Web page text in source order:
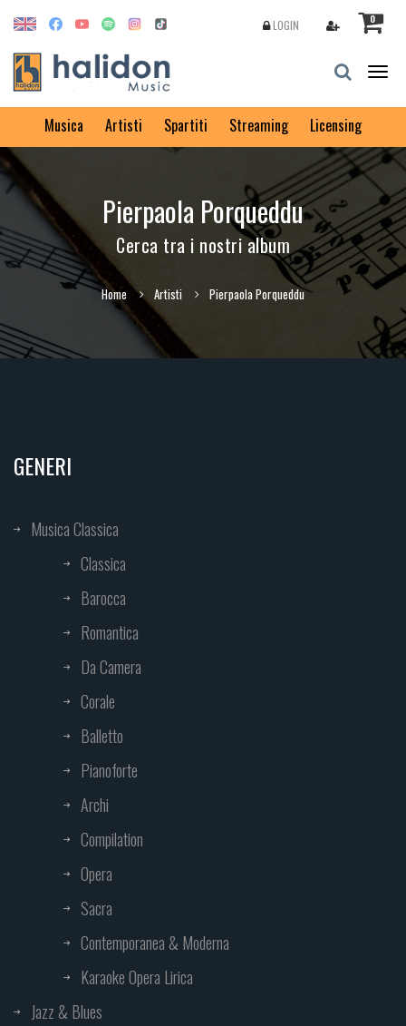
0
LOGIN
Musica Artisti Spartiti Streaming Licensing
Pierpaola Porqueddu
Cerca tra i nostri album
Home Artisti Pierpaola Porqueddu
GENERI
Musica Classica
Classica
Barocca
Romantica
Da Camera
Corale
Balletto
Pianoforte
Archi
Compilation
Opera
Sacra
Contemporanea & Moderna
Karaoke Opera Lirica
Jazz & Blues